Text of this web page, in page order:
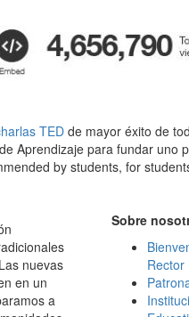
TED de mayor éxito de
Aprendizaje para fundar uno
by students, for
nuevas
en un
a
Sobre
Rector